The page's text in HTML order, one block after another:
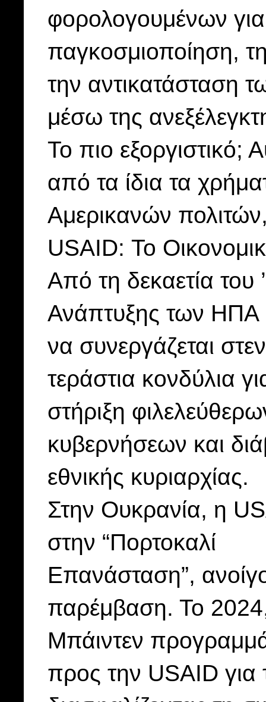
φορολογουμένων
παγκοσμιοποίηση,
την αντικατάσταση
μέσω της
Το πιο εξοργιστικό;
από τα ίδια τα
Αμερικανών
USAID: Το
Από τη δεκαετία του
Ανάπτυξης των ΗΠΑ
να συνεργάζεται
τεράστια κονδύλια
στήριξη
κυβερνήσεων και
εθνικής κυριαρχίας.
Στην Ουκρανία, η
στην “Πορτοκαλί
Επανάσταση”,
παρέμβαση. Το
Μπάιντεν
προς την USAID για